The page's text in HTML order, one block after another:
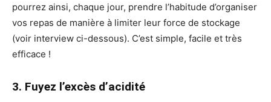
pourrez ainsi, chaque jour, prendre l’habitude d’organiser
vos repas de manière à limiter leur force de stockage
(voir interview ci-dessous). C’est simple, facile et très
efficace !
3. Fuyez l’excès d’acidité